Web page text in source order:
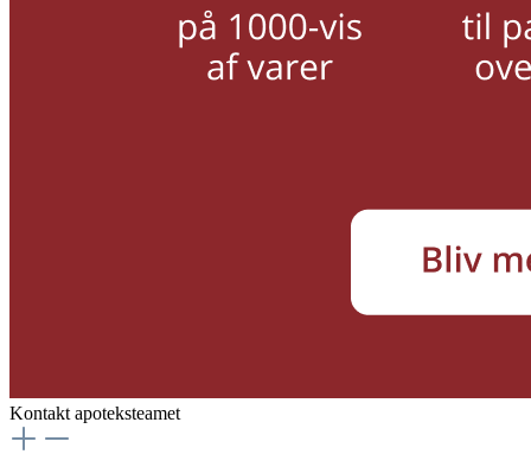
Kontakt apoteksteamet